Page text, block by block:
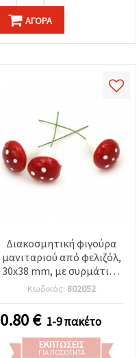
ΑΓΟΡΆ
Διακοσμητική φιγούρα
μανιταριού από φελιζόλ,
30x38 mm, με συρμάτινη
βάση - 5 τεμ.
Κωδικός: 802052
0.80€ 1-9 πακέτο
ΕΚΠΤΏΣΕΙΣ
ΓΙΑ ΠΟΣΌΤΗΤΑ